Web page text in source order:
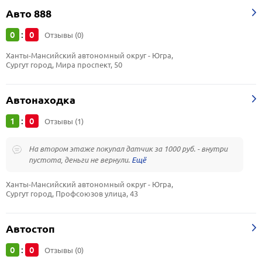
Авто 888
0 : 0 Отзывы (0)
Ханты-Мансийский автономный округ - Югра,
Сургут город, Мира проспект, 50
Автонаходка
1 : 0 Отзывы (1)
На втором этаже покупал датчик за 1000 руб. - внутри
пустота, деньги не вернули.
Ханты-Мансийский автономный округ - Югра,
Сургут город, Профсоюзов улица, 43
Автостоп
0 : 0 Отзывы (0)